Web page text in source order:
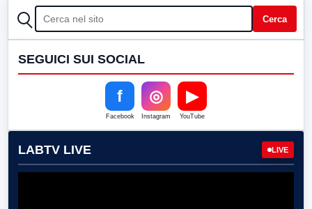
CERCA Cerca
SEGUICI SUI SOCIAL
f
Facebook
◎
Instagram
▶
YouTube
LABTV LIVE LIVE